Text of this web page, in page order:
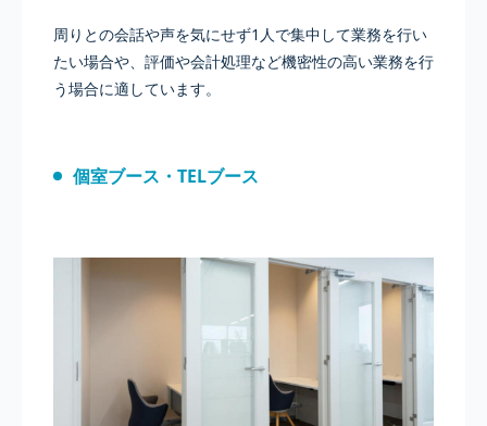
周りとの会話や声を気にせず1人で集中して業務を行い
たい場合や、評価や会計処理など機密性の高い業務を行
う場合に適しています。
個室ブース・TELブース